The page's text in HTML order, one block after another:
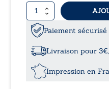
quantité
de
Petites
histoires
Paiement sécurisé
Livraison pour
Impression en